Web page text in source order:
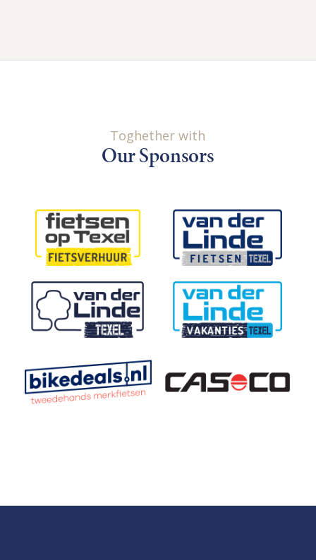
Toghether with
Our Sponsors